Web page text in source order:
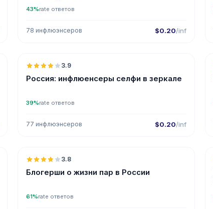
43%rate ответов
78 инфлюэнсеров $0.20/inf
3.9
Россия: инфлюенсеры селфи в зеркале
39%rate ответов
77 инфлюэнсеров $0.20/inf
3.8
Блогерши о жизни пар в России
61%rate ответов